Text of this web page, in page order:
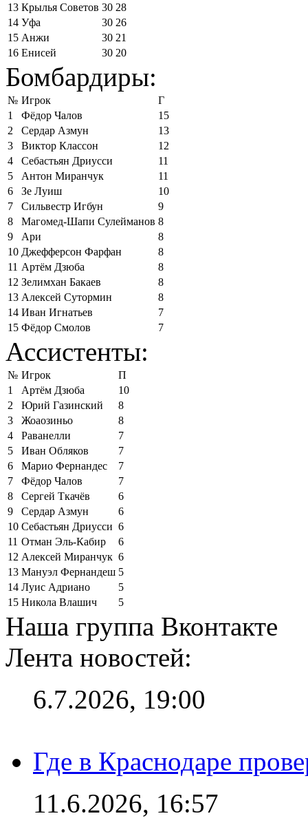
13 Крылья Советов 30 28
14 Уфа 30 26
15 Анжи 30 21
16 Енисей 30 20
Бомбардиры:
№ Игрок
Г
1
Фёдор Чалов
15
2
Сердар Азмун
13
3
Виктор Классон
12
4
Себастьян Дриусси
11
5
Антон Миранчук
11
6
Зе Луиш
10
7
Сильвестр Игбун
9
8
Магомед-Шапи Сулейманов 8
9
Ари
8
10 Джефферсон Фарфан
8
11 Артём Дзюба
8
12 Зелимхан Бакаев
8
13 Алексей Сутормин
8
14 Иван Игнатьев
7
15 Фёдор Смолов 7
Ассистенты:
№ Игрок
П
1
Артём Дзюба
10
2
Юрий Газинский
8
3
Жоаозиньо
8
4
Раванелли
7
5
Иван Обляков
7
6
Марио Фернандес
7
7
Фёдор Чалов
7
8
Сергей Ткачёв
6
9
Сердар Азмун
6
10 Себастьян Дриусси 6
11 Отман Эль-Кабир
6
12 Алексей Миранчук 6
13 Мануэл Фернандеш 5
14 Луис Адриано
5
15 Никола Влашич 5
Наша группа Вконтакте
Лента новостей:
6.7.2026, 19:00
Где в Краснодаре
11.6.2026, 16:57